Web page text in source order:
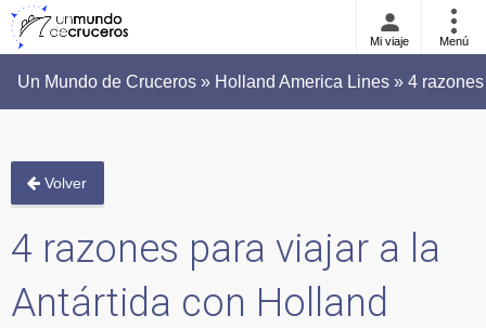
Mi viaje Menú
Un Mundo de Cruceros » Holland America Lines » 4
Volver
4 razones para viajar a la
Antártida con Holland